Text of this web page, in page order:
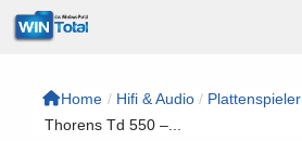
Zum
Inhalt
Home / Hifi & Audio / Plattenspieler
Thorens Td 550 –...